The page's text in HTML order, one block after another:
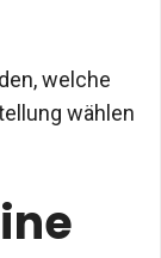
welche
wählen